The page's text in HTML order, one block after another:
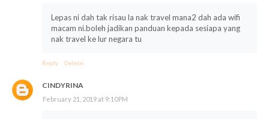
Lepas ni dah tak risau la nak travel mana2 dah ada wifi
macam ni.boleh jadikan panduan kepada sesiapa yang
nak travel ke lur negara tu
Reply Delete
CINDYRINA
February 21, 2019 at 9:10 PM